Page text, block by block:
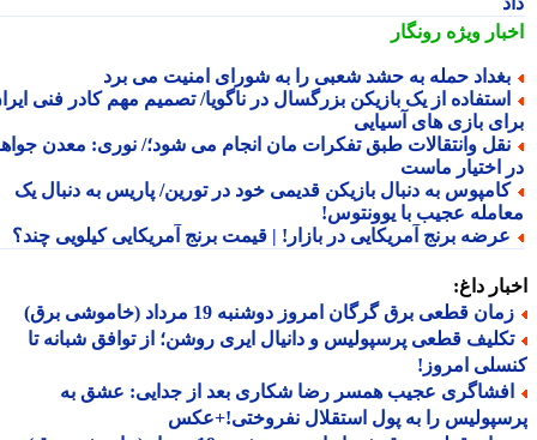
ویژهرونگار
حمله به حشد شعبی را به شورای امنیت می برد
از یک بازیکن بزرگسال در ناگویا/ تصمیم مهم کادر فنی ایران
بازی های آسیایی
وانتقالات طبق تفکرات مان انجام می شود؛/ نوری: معدن جواهر
اختیار ماست
به دنبال بازیکن قدیمی خود در تورین/ پاریس به دنبال یک
عجیب با یوونتوس!
برنج آمریکایی در بازار! | قیمت برنج آمریکایی کیلویی چند؟
داغ:
قطعی برق گرگان امروز دوشنبه 19 مرداد (خاموشی برق)
قطعی پرسپولیس و دانیال ایری روشن؛ از توافق شبانه تا
امروز!
عجیب همسر رضا شکاری بعد از جدایی: عشق به
را به پول استقلال نفروختی!+عکس